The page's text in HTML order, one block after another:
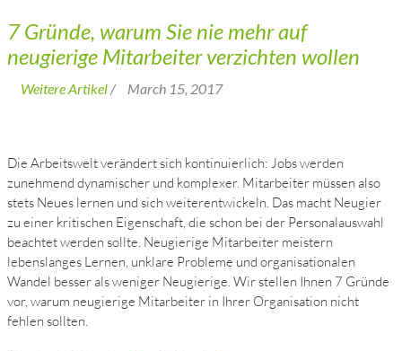
7 Gründe, warum Sie nie mehr auf
neugierige Mitarbeiter verzichten wollen
Weitere Artikel / March 15, 2017
Die Arbeitswelt verändert sich kontinuierlich: Jobs werden
zunehmend dynamischer und komplexer. Mitarbeiter müssen also
stets Neues lernen und sich weiterentwickeln. Das macht Neugier
zu einer kritischen Eigenschaft, die schon bei der Personalauswahl
beachtet werden sollte. Neugierige Mitarbeiter meistern
lebenslanges Lernen, unklare Probleme und organisationalen
Wandel besser als weniger Neugierige. Wir stellen Ihnen 7 Gründe
vor, warum neugierige Mitarbeiter in Ihrer Organisation nicht
fehlen sollten.